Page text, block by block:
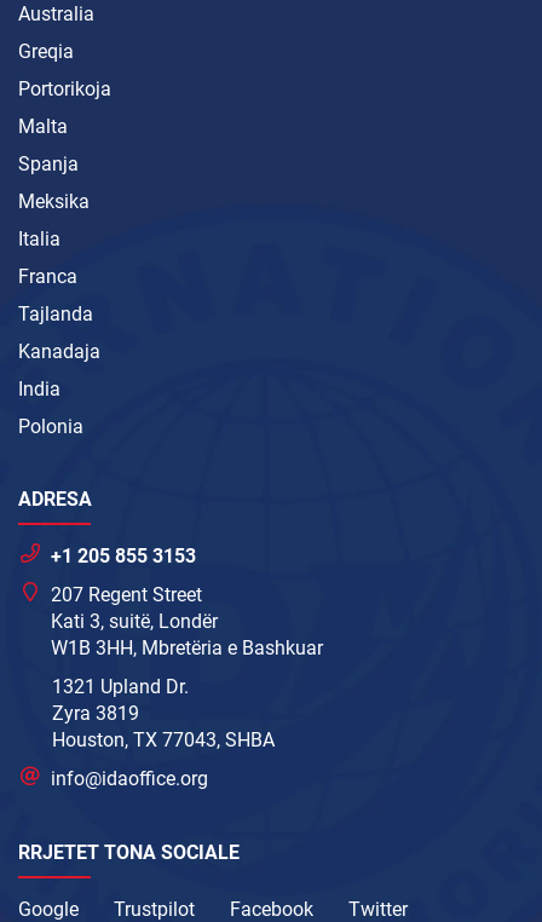
Australia
Greqia
Portorikoja
Malta
Spanja
Meksika
Italia
Franca
Tajlanda
Kanadaja
India
Polonia
ADRESA
+1 205 855 3153
207 Regent Street
Kati 3, suitë, Londër
W1B 3HH, Mbretëria e Bashkuar
1321 Upland Dr.
Zyra 3819
Houston, TX 77043, SHBA
info@idaoffice.org
RRJETET TONA SOCIALE
Google Trustpilot Facebook
Twitter